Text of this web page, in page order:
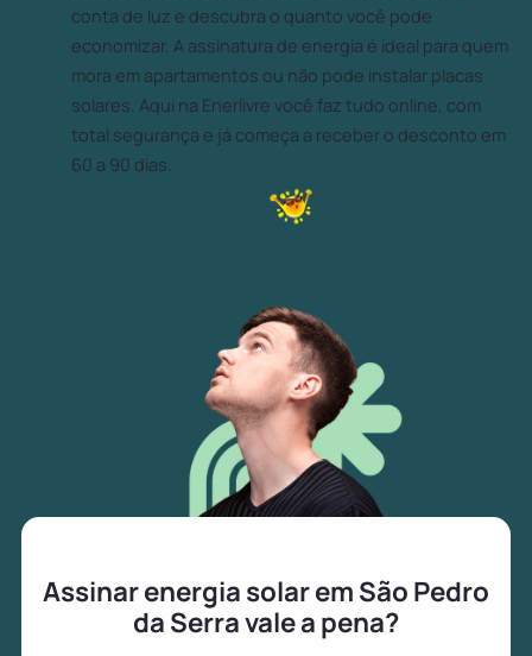
conta de luz e descubra o quanto você pode
economizar. A assinatura de energia é ideal para quem
mora em apartamentos ou não pode instalar placas
solares. Aqui na Enerlivre você faz tudo online, com
total segurança e já começa a receber o desconto em
60 a 90 dias.
Assinar energia solar em São Pedro
da Serra vale a pena?